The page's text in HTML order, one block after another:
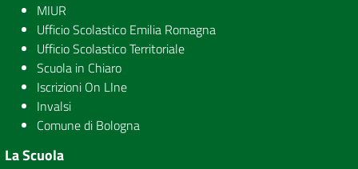
MIUR
Ufficio Scolastico Emilia Romagna
Ufficio Scolastico Territoriale
Scuola in Chiaro
Iscrizioni On LIne
Invalsi
Comune di Bologna
La Scuola